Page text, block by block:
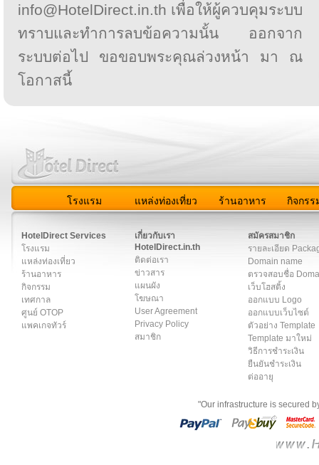
info@HotelDirect.in.th เพื่อให้ผู้ควบคุมระบบ
ทราบและทำการลบข้อความนั้น ออกจาก
ระบบต่อไป ขอขอบพระคุณล่วงหน้า มา ณ
โอกาสนี้
โรงแรม แหล่งท่องเที่ยว ร้านอาหาร กิจกรร
HotelDirect Services
โรงแรม
แหล่งท่องเที่ยว
ร้านอาหาร
กิจกรรม
เทศกาล
ศูนย์ OTOP
แพคเกจทัวร์
เกี่ยวกับเรา
HotelDirect.in.th
ติดต่อเรา
ข่าวสาร
แผนผัง
โฆษณา
User Agreement
Privacy Policy
สมาชิก
สมัครสมาชิก
รายละเอียด
Domain name
ตรวจสอบชื่อ
เว็บโฮสติ้ง
ออกแบบ Logo
ออกแบบเว็บไซต์
ตัวอย่าง Template
Template มาใหม่
วิธีการชำระเงิน
ยืนยันชำระเงิน
ต่ออายุ
"Our infrastructure is secured